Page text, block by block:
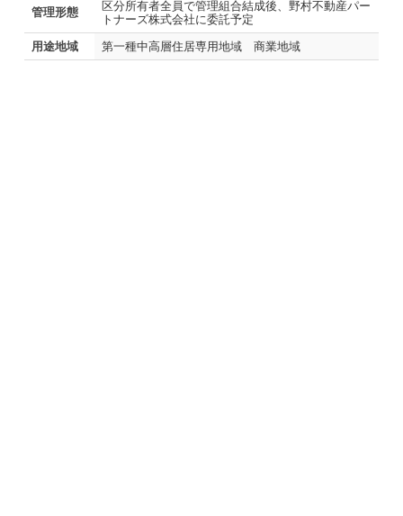
管理形態
区分所有者全員で管理組合結成後、野村不動産パー
トナーズ株式会社に委託予定
用途地域
第一種中高層住居専用地域 商業地域